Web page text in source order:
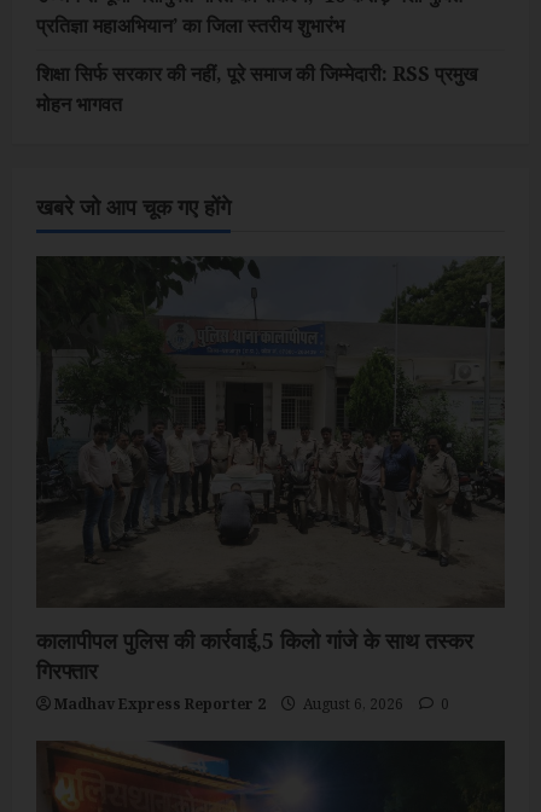
प्रतिज्ञा महाअभियान’ का जिला स्तरीय शुभारंभ
शिक्षा सिर्फ सरकार की नहीं, पूरे समाज की जिम्मेदारी: RSS प्रमुख
मोहन भागवत
खबरे जो आप चूक गए होंगे
कालापीपल पुलिस की कार्रवाई,5 किलो गांजे के साथ तस्कर
गिरफ्तार
Madhav Express Reporter 2 August 6, 2026 0